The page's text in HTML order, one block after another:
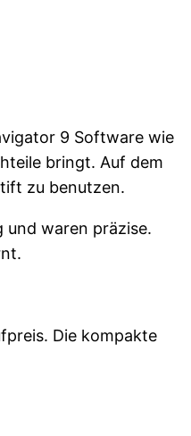
9 Software wie
bringt. Auf dem
zu benutzen.
und waren präzise.
Die kompakte